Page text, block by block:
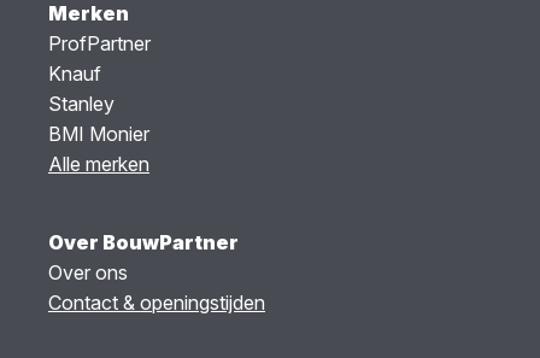
Merken
ProfPartner
Knauf
Stanley
BMI Monier
Alle merken
Over BouwPartner
Over ons
Contact & openingstijden